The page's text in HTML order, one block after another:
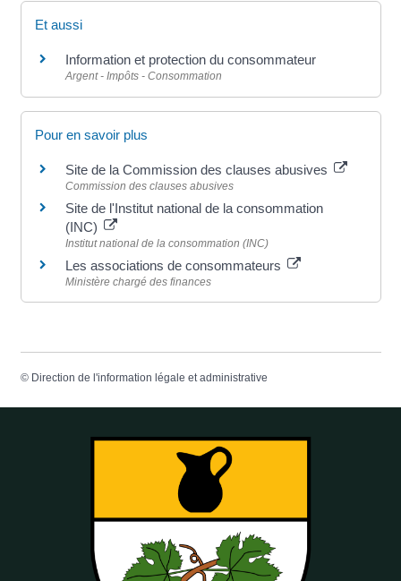
Et aussi
Information et protection du consommateur
Argent - Impôts - Consommation
Pour en savoir plus
Site de la Commission des clauses abusives
Commission des clauses abusives
Site de l'Institut national de la consommation
(INC)
Institut national de la consommation (INC)
Les associations de consommateurs
Ministère chargé des finances
© Direction de l'information légale et administrative